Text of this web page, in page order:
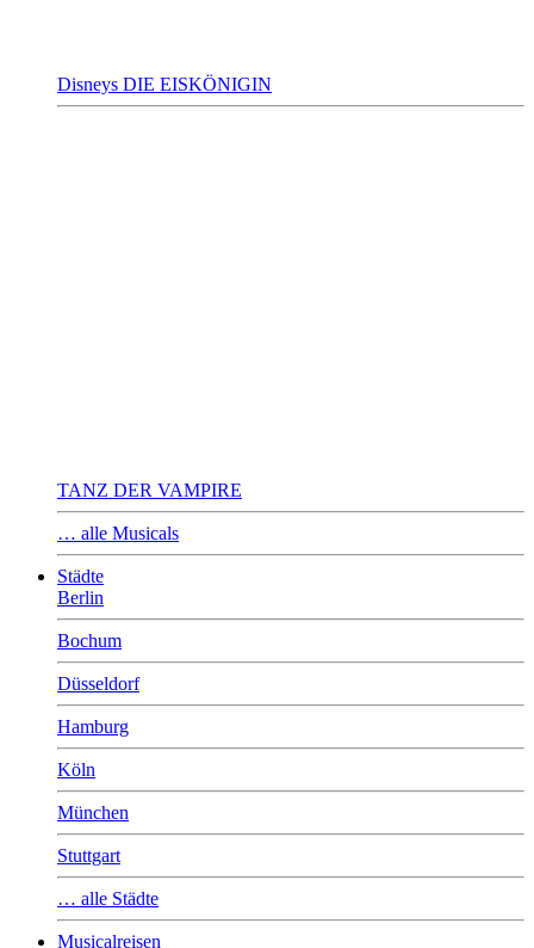
Disneys DIE EISKÖNIGIN
TANZ DER VAMPIRE
… alle Musicals
Städte
Berlin
Bochum
Düsseldorf
Hamburg
Köln
München
Stuttgart
… alle Städte
Musicalreisen